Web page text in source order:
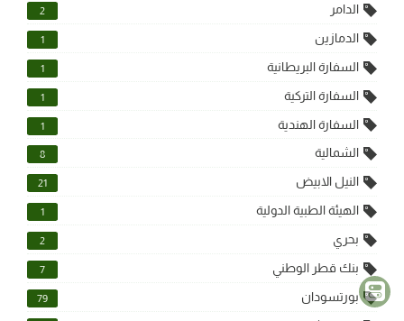
الدامر 2
الدمازين 1
السفارة البريطانية 1
السفارة التركية 1
السفارة الهندية 1
الشمالية 8
النيل الابيض 21
الهيئة الطبية الدولية 1
بحري 2
بنك قطر الوطني 7
بورتسودان 79